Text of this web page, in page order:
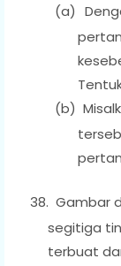
(a)
(b)
38. Gambar
segitiga
terbuat